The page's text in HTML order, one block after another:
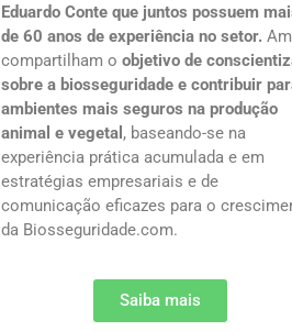
Eduardo Conte que juntos possuem
de 60 anos de experiência no setor.
compartilham o objetivo de
sobre a biosseguridade e contribuir
ambientes mais seguros na produção
animal e vegetal , baseando-se na
experiência prática acumulada e em
estratégias empresariais e de
comunicação eficazes para o
da Biosseguridade.com.
Saiba mais